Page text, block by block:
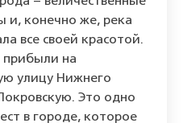
и, конечно же, река
все своей красотой.
на
улицу Нижнего
Это одно
в городе, которое